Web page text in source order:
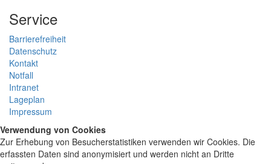
Service
Barrierefreiheit
Datenschutz
Kontakt
Notfall
Intranet
Lageplan
Impressum
Verwendung von Cookies
Zur Erhebung von Besucherstatistiken verwenden wir Cookies. Die
erfassten Daten sind anonymisiert und werden nicht an Dritte